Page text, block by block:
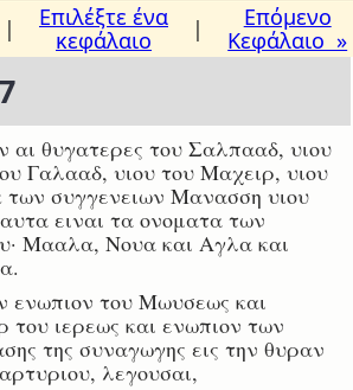
Επιλέξτε ένα
κεφάλαιο
|
Επόμενο
Κεφάλαιο »
αι θυγατερες του Σαλπααδ, υιου
Γαλααδ, υιου του Μαχειρ, υιου
συγγενειων Μανασση υιου
ειναι τα ονοματα των
Μααλα, Νουα και Αγλα και
ενωπιον του Μωυσεως και
του ιερεως και ενωπιον των
της συναγωγης εις την θυραν
λεγουσαι,